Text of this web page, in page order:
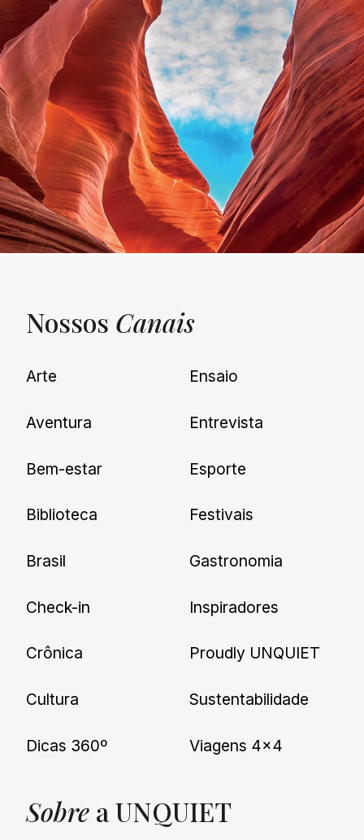
UNQUIET
Newsletter
nossas novidades.
Nossos Canais
Arte
Aventura
Bem-estar
Biblioteca
Brasil
Check-in
Crônica
Cultura
Dicas 360º
Ensaio
Entrevista
Esporte
Festivais
Gastronomia
Inspiradores
Proudly UNQUIET
Sustentabilidade
Viagens 4×4
Sobre a UNQUIET